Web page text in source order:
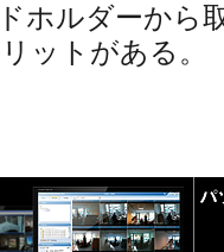
ホルダーから
ットがある。